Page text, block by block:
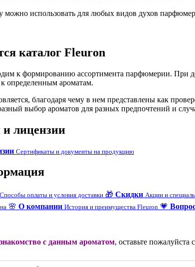
использовать для любых видов духов
каталог Fleuron
к формированию ассортимента парфюмерии. При
определенным ароматам.
благодаря чему в нем представлены как
выбор ароматов для разных предпочтений и
лицензии
Сертификаты и документы на продукцию
Способы оплаты и условия доставки 🎁 Скидки Акции и
🌸 О компании История и преимущества Fleuron 💗
с данным ароматом, оставьте пожалуйста